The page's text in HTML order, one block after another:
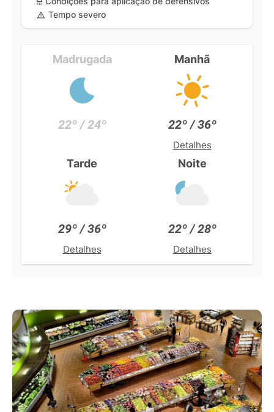
Tempo severo
Madrugada
22º / 24º
Manhã
22º / 36º
Detalhes
Tarde
29º / 36º
Detalhes
Noite
22º / 28º
Detalhes